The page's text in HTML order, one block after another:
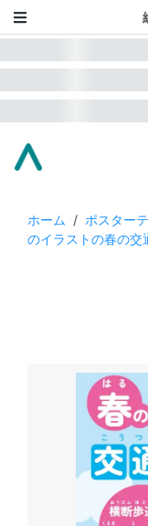
ホーム / ポスター
のイラストの春の交